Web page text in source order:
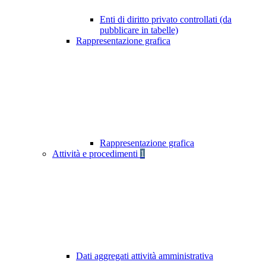
Enti di diritto privato controllati (da
pubblicare in tabelle)
Rappresentazione grafica
Rappresentazione grafica
Attività e procedimenti 1
Dati aggregati attività amministrativa